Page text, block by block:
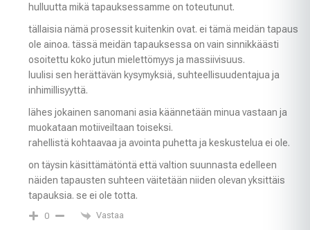
hulluutta mikä tapauksessamme on toteutunut.
tällaisia nämä prosessit kuitenkin ovat. ei tämä meidän tapaus
ole ainoa. tässä meidän tapauksessa on vain sinnikkäästi
osoitettu koko jutun mielettömyys ja massiivisuus.
luulisi sen herättävän kysymyksiä, suhteellisuudentajua ja
inhimillisyyttä.
lähes jokainen sanomani asia käännetään minua vastaan ja
muokataan motiiveiltaan toiseksi.
rahellistä kohtaavaa ja avointa puhetta ja keskustelua ei ole.
on täysin käsittämätöntä että valtion suunnasta edelleen
näiden tapausten suhteen väitetään niiden olevan yksittäis
tapauksia. se ei ole totta.
0 Vastaa